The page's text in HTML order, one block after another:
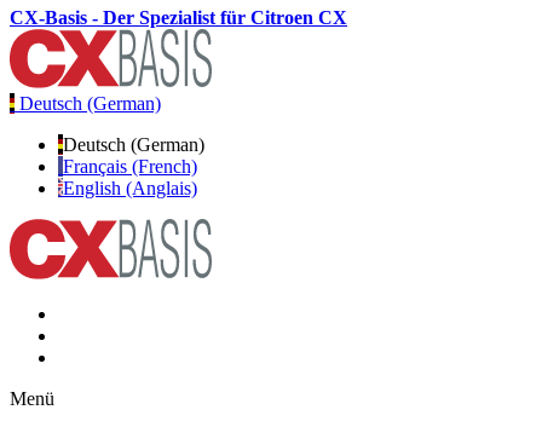
CX-Basis - Der Spezialist für Citroen CX
Deutsch (German)
Deutsch (German)
Français (French)
English (Anglais)
Menü